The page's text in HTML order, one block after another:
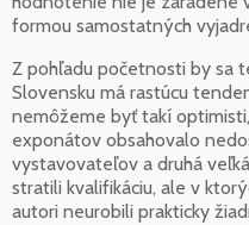
formou samostatných
Z pohľadu početnosti by sa
Slovensku má rastúcu
nemôžeme byť takí
exponátov obsahovalo
vystavovateľov a druhá
stratili kvalifikáciu, ale v
autori neurobili prakticky